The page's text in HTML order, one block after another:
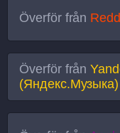
Överför från
Överför från
(Яндекс.Музыка)